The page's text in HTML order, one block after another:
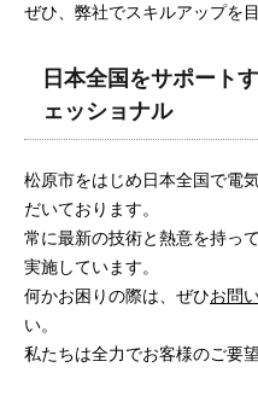
ぜひ、弊社でスキルアップを
日本全国をサポート
ェッショナル
松原市をはじめ日本全国で電
だいております。
常に最新の技術と熱意を持っ
実施しています。
何かお困りの際は、ぜひお問
い。
私たちは全力でお客様のご要